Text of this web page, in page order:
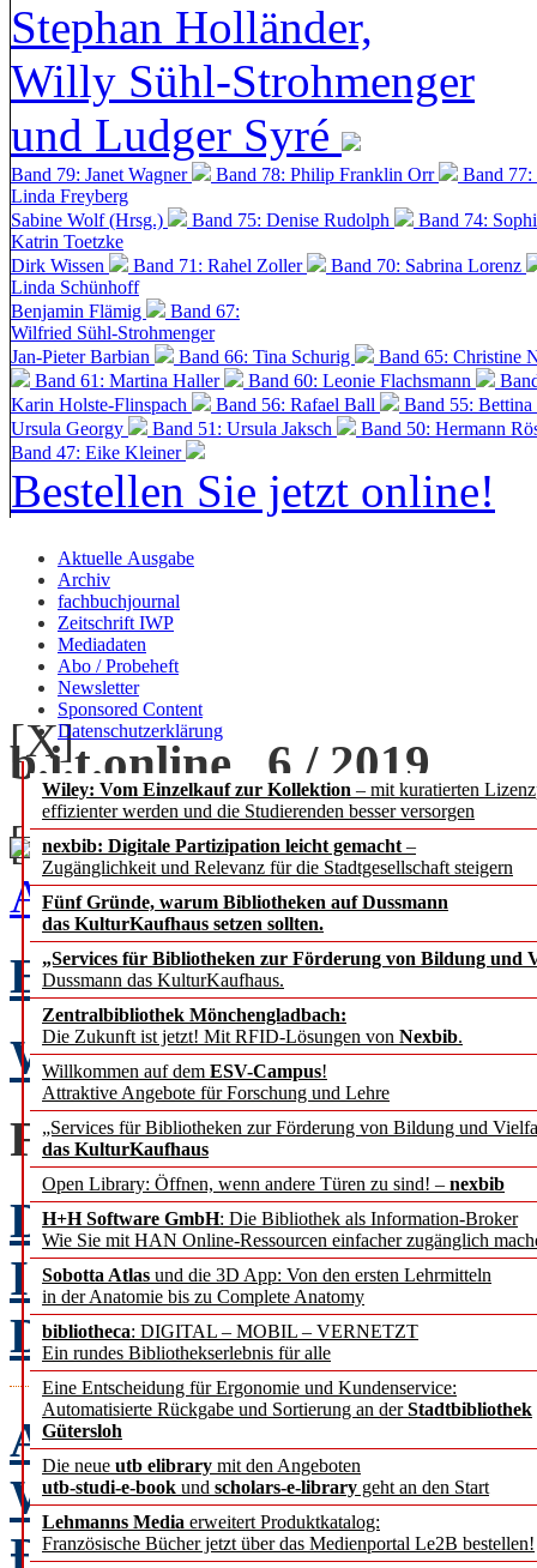
Stephan Holländer,
Willy Sühl-Strohmenger
und Ludger Syré
Band 79: Janet Wagner Band 78: Philip Franklin Orr
Band
Linda Freyberg
Sabine Wolf (Hrsg.)
Band 75: Denise Rudolph
Band 74:
Katrin Toetzke
Dirk Wissen
Band 71: Rahel Zoller
Band 70: Sabrina Lorenz
Linda Schünhoff
Benjamin Flämig
Band 67:
Wilfried Sühl-Strohmenger
Jan-Pieter Barbian
Band 66: Tina Schurig
Band 65: Christine
Band 61: Martina Haller
Band 60: Leonie Flachsmann
Karin Holste-Flinspach
Band 56: Rafael Ball
Band 55:
Ursula Georgy
Band 51: Ursula Jaksch Band 50: Hermann
Band 47: Eike Kleiner
Bestellen Sie jetzt online!
Aktuelle Ausgabe
Archiv
fachbuchjournal
Zeitschrift IWP
Mediadaten
Abo / Probeheft
Newsletter
Sponsored Content
Datenschutzerklärung
Wiley: Vom Einzelkauf zur Kollektion – mit kuratierten
effizienter werden und die Studierenden besser versorgen
nexbib: Digitale Partizipation leicht gemacht –
Zugänglichkeit und Relevanz für die Stadtgesellschaft steigern
Fünf Gründe, warum Bibliotheken auf Dussmann
das KulturKaufhaus setzen sollten.
„Services für Bibliotheken zur Förderung von Bildung und
Dussmann das KulturKaufhaus.
Zentralbibliothek Mönchengladbach:
Die Zukunft ist jetzt! Mit RFID-Lösungen von Nexbib.
Willkommen auf dem ESV-Campus!
Attraktive Angebote für Forschung und Lehre
„Services für Bibliotheken zur Förderung von Bildung und
das KulturKaufhaus
Open Library: Öffnen, wenn andere Türen zu sind! – nexbib
H+H Software GmbH: Die Bibliothek als Information-Broker
Wie Sie mit HAN Online-Ressourcen einfacher zugänglich
Sobotta Atlas und die 3D App: Von den ersten Lehrmitteln
in der Anatomie bis zu Complete Anatomy
bibliotheca: DIGITAL – MOBIL – VERNETZT
Ein rundes Bibliothekserlebnis für alle
Eine Entscheidung für Ergonomie und Kundenservice:
Automatisierte Rückgabe und Sortierung an derStadtbibliothek
Gütersloh
Die neue utb elibrary mit den Angeboten
utb-studi-e-book und scholars-e-library geht an den Start
Lehmanns Media erweitert Produktkatalog:
Französische Bücher jetzt über das Medienportal Le2B bestellen!
b.i.t.online 6 / 2019
[+] zoom
[X]
Ausgabe 6 / 2019 als PDF
EDITORIAL
Weihnachten macht
FACHBEITRÄGE
Domänenspezifische
Indexierung von
Dimitri Busch
A Review
WEB 3D Technologies
Đurovka